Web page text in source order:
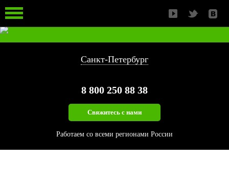
ИЗМЕЛЬЧЕНИЕ БИОМАССЫ
Санкт-Петербург
8 800 250 88 38
Свяжитесь с нами
Работаем со всеми регионами России